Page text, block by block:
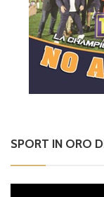
SPORT IN ORO